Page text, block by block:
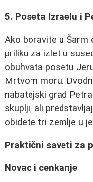
5. Poseta Izraelu i
Ako boravite u Šarm
priliku za izlet u
obuhvata posetu
Mrtvom moru.
nabatejski grad
skuplji, ali
obidete tri zemlje u
Praktični saveti za
Novac i cenkanje